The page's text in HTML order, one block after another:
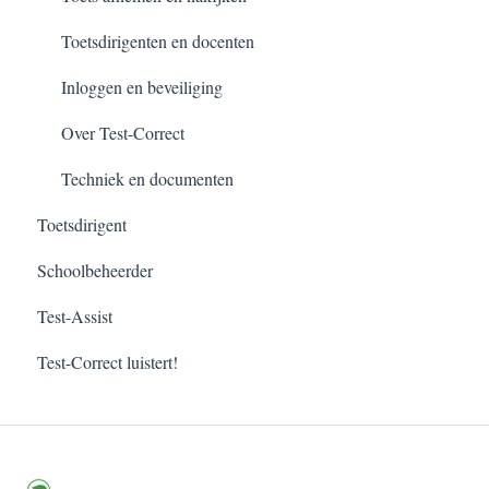
Toetsdirigenten en docenten
Inloggen en beveiliging
Over Test-Correct
Techniek en documenten
Toetsdirigent
Schoolbeheerder
Test-Assist
Test-Correct luistert!